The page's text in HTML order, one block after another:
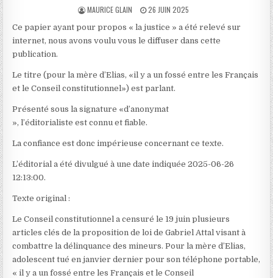
AUTHOR:
MAURICE GLAIN
PUBLISHED
26 JUIN 2025
Ce papier ayant pour propos « la justice » a été relevé sur
internet, nous avons voulu vous le diffuser dans cette
publication.
Le titre (pour la mère d’Elias, «il y a un fossé entre les Français
et le Conseil constitutionnel») est parlant.
Présenté sous la signature «d’anonymat
», l’éditorialiste est connu et fiable.
La confiance est donc impérieuse concernant ce texte.
L’éditorial a été divulgué à une date indiquée 2025-06-26
12:13:00.
Texte original :
Le Conseil constitutionnel a censuré le 19 juin plusieurs
articles clés de la proposition de loi de Gabriel Attal visant à
combattre la délinquance des mineurs. Pour la mère d’Elias,
adolescent tué en janvier dernier pour son téléphone portable,
« il y a un fossé entre les Français et le Conseil